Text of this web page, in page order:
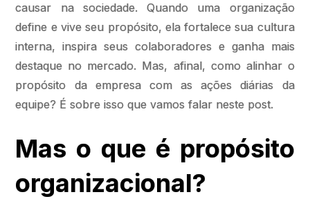
causar na sociedade. Quando uma organização
define e vive seu propósito, ela fortalece sua cultura
interna, inspira seus colaboradores e ganha mais
destaque no mercado. Mas, afinal, como alinhar o
propósito da empresa com as ações diárias da
equipe? É sobre isso que vamos falar neste post.
Mas o que é propósito
organizacional?